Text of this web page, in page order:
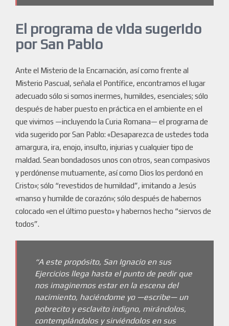
El programa de vida sugerido
por San Pablo
Ante el Misterio de la Encarnación, así como frente al
Misterio Pascual, señala el Pontífice, encontramos el lugar
adecuado sólo si somos inermes, humildes, esenciales; sólo
después de haber puesto en práctica en el ambiente en el
que vivimos —incluyendo la Curia Romana— el programa de
vida sugerido por San Pablo: «Desaparezca de ustedes toda
amargura, ira, enojo, insulto, injurias y cualquier tipo de
maldad. Sean bondadosos unos con otros, sean compasivos
y perdónense mutuamente, así como Dios los perdonó en
Cristo»; sólo “revestidos de humildad”, imitando a Jesús
«manso y humilde de corazón»; sólo después de habernos
colocado «en el último puesto» y habernos hecho “siervos de
todos”.
“A este propósito, San Ignacio en sus
Ejercicios llega hasta el punto de pedir que
nos imaginemos estar en la escena del
nacimiento, haciéndome yo —escribe— un
pobrecito y esclavito indigno, mirándolos,
contemplándolos y sirviéndolos en sus